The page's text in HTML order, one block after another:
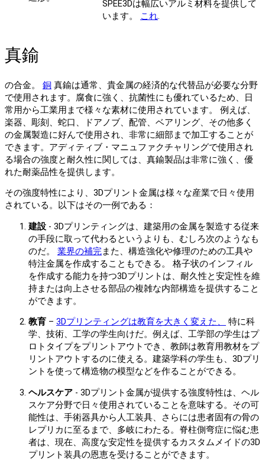
SPEE3Dは幅広いアルミ材料を提供して
います。
これ.
真鍮
の合金。 銅 真鍮は通常、貴金属の経済的な代替品が必要な分野
で使用されます。腐食に強く、抗菌性にも優れているため、日
常用から工業用まで様々な素材に使用されています。 例えば、
楽器、彫刻、蛇口、ドアノブ、配管、ベアリング、その他多く
の金属製造に好んで使用され、非常に細部まで加工することが
できます。アディティブ・マニュファクチャリングで使用され
る場合の強度と耐久性に関しては、真鍮製品は非常に強く、優
れた耐薬品性を提供します。
その強度特性により、3Dプリント金属は様々な産業で日々使用
されている。以下はその一例である：
建設 - 3Dプリンティングは、建築用の金属を製造する従来
の手段に取って代わるというよりも、むしろ次のようなも
のだ。 業界の補完また、構造強化や修理のための工具や
特注金属を作成することもできる。 格子状のインフィル
を作成する能力を持つ3Dプリントは、耐久性と安定性を維
持または向上させる部品の複雑な内部構造を提供すること
ができます。
教育 – 3Dプリンティングは教育を大きく変えた、
特に科
学、技術、工学の学生向けだ。例えば、工学部の学生はプ
ロトタイプをプリントアウトでき、教師は教育用教材をプ
リントアウトするのに使える。建築学科の学生も、3Dプリ
ントを使って構造物の模型などを作ることができる。
ヘルスケア - 3Dプリント金属が提供する強度特性は、ヘル
スケア分野で日々使用されていることを意味する。その可
能性は、手術器具から人工装具、さらには患者固有の骨の
レプリカに至るまで、多岐にわたる。脊柱側弯症に悩む患
者は、現在、高度な安定性を提供するカスタムメイドの3D
プリント装具の恩恵を受けることができます。